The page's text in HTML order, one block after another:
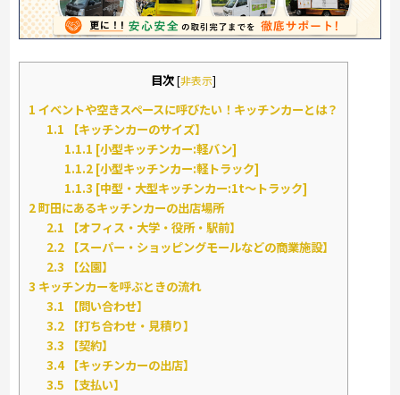
目次[非表示]
1 イベントや空きスペースに呼びたい！キッチンカーとは？
1.1 【キッチンカーのサイズ】
1.1.1 [小型キッチンカー:軽バン]
1.1.2 [小型キッチンカー:軽トラック]
1.1.3 [中型・大型キッチンカー:1t～トラック]
2町田にあるキッチンカーの出店場所
2.1 【オフィス・大学・役所・駅前】
2.2 【スーパー・ショッピングモールなどの商業施設】
2.3 【公園】
3 キッチンカーを呼ぶときの流れ
3.1 【問い合わせ】
3.2 【打ち合わせ・見積り】
3.3 【契約】
3.4【キッチンカーの出店】
3.5 【支払い】